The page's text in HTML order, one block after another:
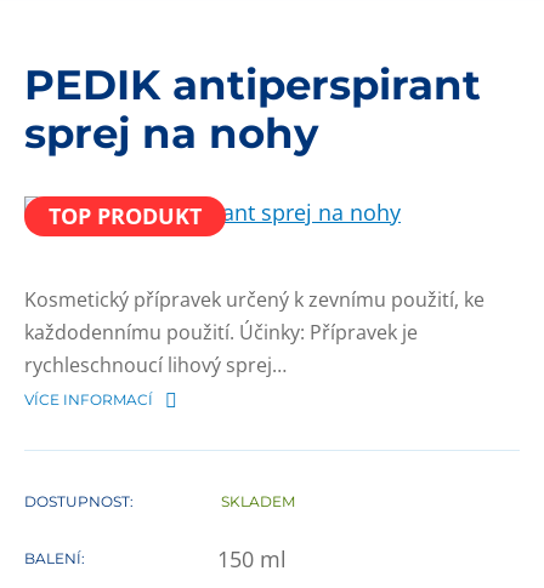
PEDIK antiperspirant
sprej na nohy
TOP PRODUKT
Kosmetický přípravek určený k zevnímu použití, ke
každodennímu použití. Účinky: Přípravek je
rychleschnoucí lihový sprej…
VÍCE INFORMACÍ
DOSTUPNOST: SKLADEM
BALENÍ: 150 ml